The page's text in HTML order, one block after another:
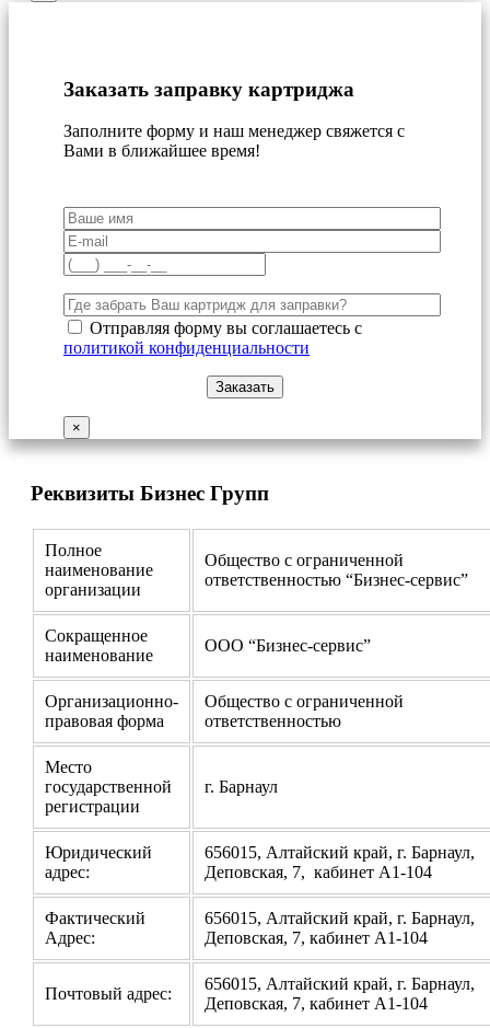
Заказать заправку картриджа
Заполните форму и наш менеджер свяжется с
Вами в ближайшее время!
Отправляя форму вы соглашаетесь с
политикой конфиденциальности
×
Реквизиты Бизнес Групп
Полное
наименование
организации
Общество с ограниченной
ответственностью “Бизнес-сервис”
Сокращенное
наименование
ООО “Бизнес-сервис”
Организационно-
правовая форма
Общество с ограниченной
ответственностью
Место
государственной
регистрации
г. Барнаул
Юридический
адрес:
656015, Алтайский край, г. Барнаул,
Деповская, 7, кабинет А1-104
Фактический
Адрес:
656015, Алтайский край, г. Барнаул,
Деповская, 7, кабинет А1-104
Почтовый адрес:
656015, Алтайский край, г. Барнаул,
Деповская, 7, кабинет А1-104